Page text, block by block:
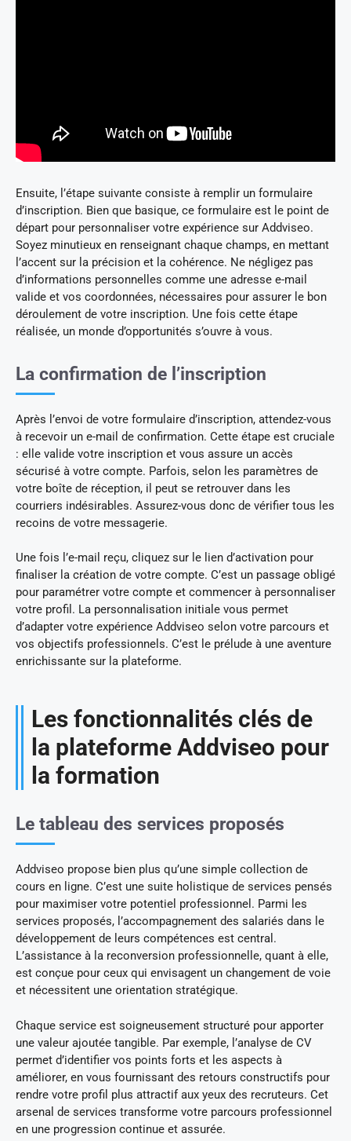
Ensuite, l’étape suivante consiste à remplir un formulaire
d’inscription. Bien que basique, ce formulaire est le point de
départ pour personnaliser votre expérience sur Addviseo.
Soyez minutieux en renseignant chaque champs, en mettant
l’accent sur la précision et la cohérence. Ne négligez pas
d’informations personnelles comme une adresse e-mail
valide et vos coordonnées, nécessaires pour assurer le bon
déroulement de votre inscription. Une fois cette étape
réalisée, un monde d’opportunités s’ouvre à vous.
La confirmation de l’inscription
Après l’envoi de votre formulaire d’inscription, attendez-vous
à recevoir un e-mail de confirmation. Cette étape est cruciale
: elle valide votre inscription et vous assure un accès
sécurisé à votre compte. Parfois, selon les paramètres de
votre boîte de réception, il peut se retrouver dans les
courriers indésirables. Assurez-vous donc de vérifier tous les
recoins de votre messagerie.
Une fois l’e-mail reçu, cliquez sur le lien d’activation pour
finaliser la création de votre compte. C’est un passage obligé
pour paramétrer votre compte et commencer à personnaliser
votre profil. La personnalisation initiale vous permet
d’adapter votre expérience Addviseo selon votre parcours et
vos objectifs professionnels. C’est le prélude à une aventure
enrichissante sur la plateforme.
Les fonctionnalités clés de
la plateforme Addviseo pour
la formation
Le tableau des services proposés
Addviseo propose bien plus qu’une simple collection de
cours en ligne. C’est une suite holistique de services pensés
pour maximiser votre potentiel professionnel. Parmi les
services proposés, l’accompagnement des salariés dans le
développement de leurs compétences est central.
L’assistance à la reconversion professionnelle, quant à elle,
est conçue pour ceux qui envisagent un changement de voie
et nécessitent une orientation stratégique.
Chaque service est soigneusement structuré pour apporter
une valeur ajoutée tangible. Par exemple, l’analyse de CV
permet d’identifier vos points forts et les aspects à
améliorer, en vous fournissant des retours constructifs pour
rendre votre profil plus attractif aux yeux des recruteurs. Cet
arsenal de services transforme votre parcours professionnel
en une progression continue et assurée.